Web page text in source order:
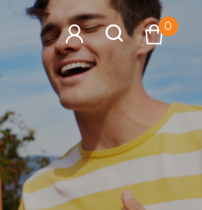
0
查看購物車